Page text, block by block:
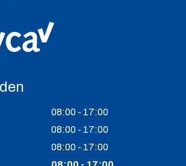
08:00 - 17:00
08:00 - 17:00
08:00 - 17:00